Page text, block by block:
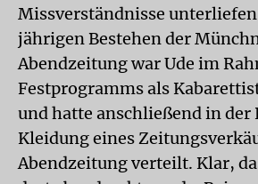
Missverständnisse
jährigen Bestehen der
Abendzeitung war Ude im
Festprogramms als
und hatte anschließend in der
Kleidung eines
Abendzeitung verteilt. Klar,